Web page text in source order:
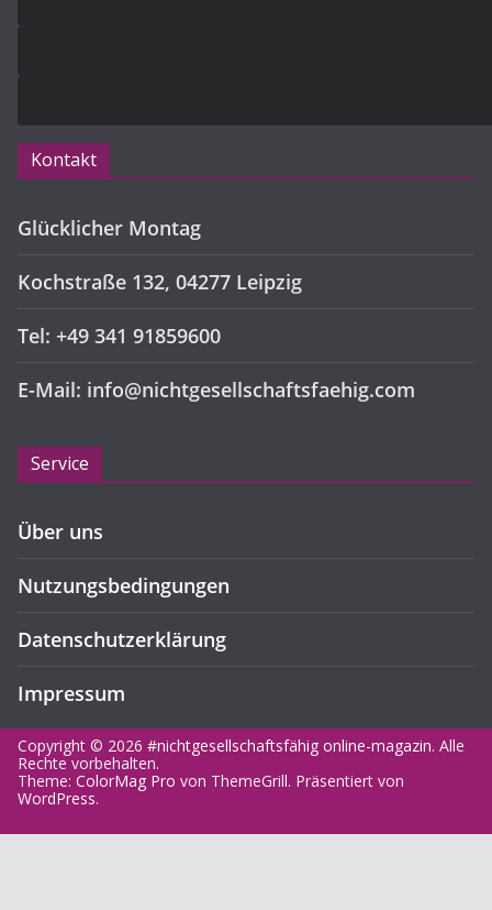
Kontakt
Glücklicher Montag
Kochstraße 132, 04277 Leipzig
Tel: +49 341 91859600
E-Mail: info@nichtgesellschaftsfaehig.com
Service
Über uns
Nutzungsbedingungen
Datenschutzerklärung
Impressum
Copyright © 2026 #nichtgesellschaftsfähig online-magazin. Alle
Rechte vorbehalten.
Theme: ColorMag Pro von ThemeGrill. Präsentiert von
WordPress.